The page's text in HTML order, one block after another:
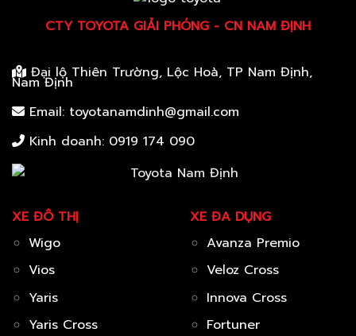
CTY TOYOTA GIẢI PHÓNG - CN NAM ĐỊNH
Đại lộ Thiên Trường, Lộc Hoà, TP Nam Định,
Nam Định
Email: toyotanamdinh@gmail.com
Kinh doanh: 0919 174 090
XE ĐÔ THỊ
Wigo
Vios
Yaris
Yaris Cross
XE ĐA DỤNG
Avanza Premio
Veloz Cross
Innova Cross
Fortuner